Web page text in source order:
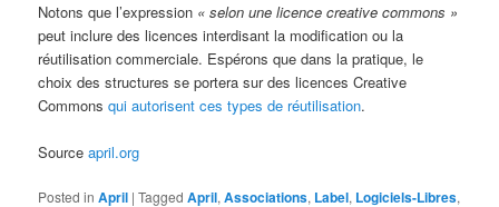
Notons que l’expression « selon une licence creative commons »
peut inclure des licences interdisant la modification ou la
réutilisation commerciale. Espérons que dans la pratique, le
choix des structures se portera sur des licences Creative
Commonsqui autorisent ces types de réutilisation.
Sourceapril.org
Posted in April |Tagged April,Associations, Label, Logiciels-Libres,